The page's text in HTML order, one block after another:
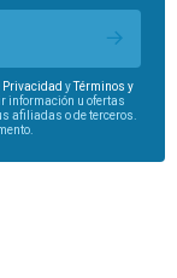
Privacidad yTérminos y
información u ofertas
afiliadas o de terceros.